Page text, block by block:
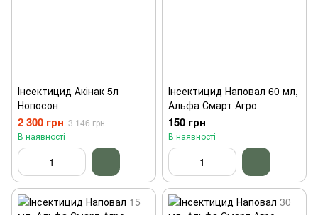
Інсектицид Акінак 5л
Нопосон
2 300 грн 3 146 грн
В наявності
Інсектицид Наповал 60 мл,
Альфа Смарт Агро
150 грн
В наявності